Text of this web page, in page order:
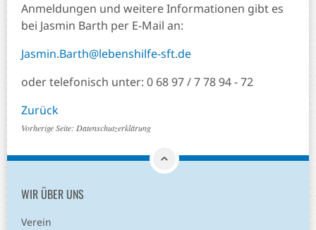
Anmeldungen und weitere Informationen gibt es
bei Jasmin Barth per E-Mail an:
Jasmin.Barth@lebenshilfe-sft.de
oder telefonisch unter: 0 68 97 / 7 78 94 - 72
Zurück
Vorherige Seite: Datenschutzerklärung
WIR ÜBER UNS
Verein